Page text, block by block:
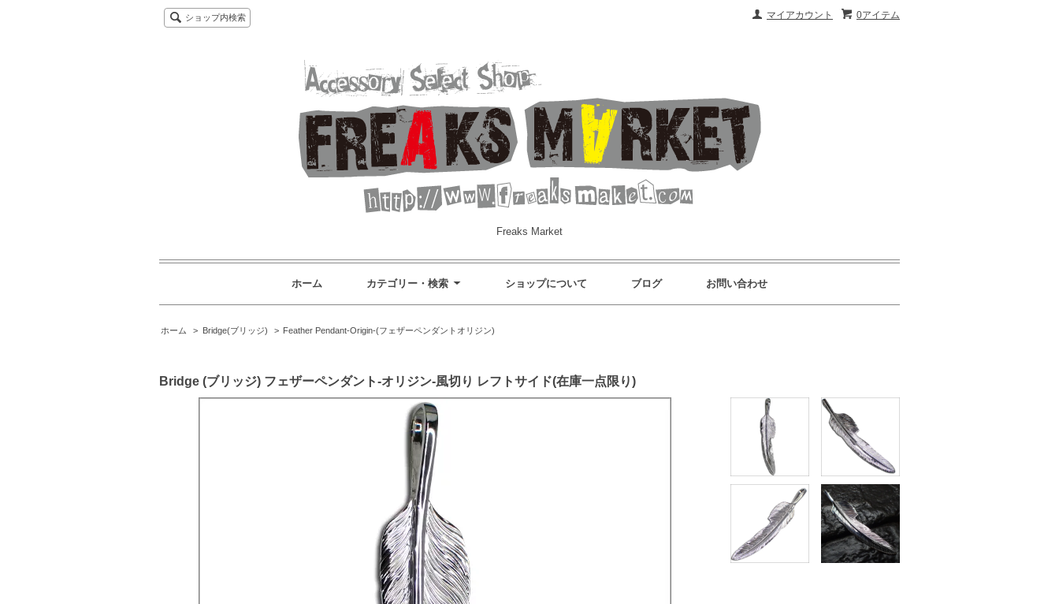
0アイテム
マイアカウント
ショップ内検索
Freaks Market
ホーム カテゴリー・検索 ショップについて ブログ お問い合わせ
ホーム > Bridge(ブリッジ) > Feather Pendant-Origin-(フェザーペンダントオリジン)
Bridge (ブリッジ) フェザーペンダント-オリジン-風切り レフトサイド(在庫一点限り)